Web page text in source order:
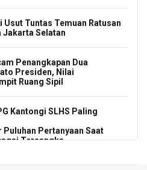
Tuntas Temuan Ratusan
Jakarta Selatan
Penangkapan Dua
Presiden, Nilai
Ruang Sipil
Kantongi SLHS Paling
Pertanyaan Saat
Tersangka